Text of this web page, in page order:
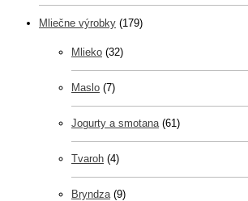
Mliečne výrobky (179)
Mlieko (32)
Maslo (7)
Jogurty a smotana (61)
Tvaroh (4)
Bryndza (9)